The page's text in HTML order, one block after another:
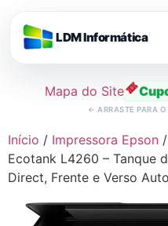
LDM Informática
Mapa do Site
← ARRASTE PARA
para
Início / Impressora Epson
Ecotank L4260 – Tanque
Direct, Frente e Verso